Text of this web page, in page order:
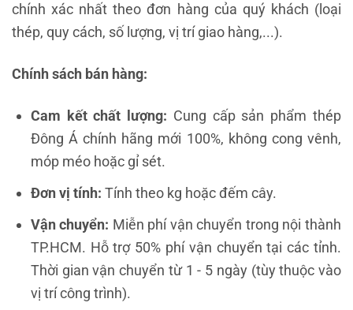
chính xác nhất theo đơn hàng của quý khách (loại
thép, quy cách, số lượng, vị trí giao hàng,...).
Chính sách bán hàng:
Cam kết chất lượng: Cung cấp sản phẩm thép
Đông Á chính hãng mới 100%, không cong vênh,
móp méo hoặc gỉ sét.
Đơn vị tính: Tính theo kg hoặc đếm cây.
Vận chuyển: Miễn phí vận chuyển trong nội thành
TP.HCM. Hỗ trợ 50% phí vận chuyển tại các tỉnh.
Thời gian vận chuyển từ 1 - 5 ngày (tùy thuộc vào
vị trí công trình).